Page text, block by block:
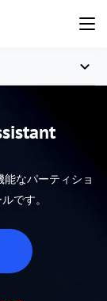
なパーティショ
です。